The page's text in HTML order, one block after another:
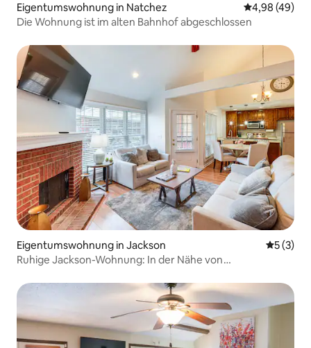
Eigentumswohnung in Natchez
4,98 (49)
Die Wohnung ist im alten Bahnhof abgeschlossen
Eigentumswohnung in Jackson
5 (3)
Ruhige Jackson-Wohnung: In der Nähe von